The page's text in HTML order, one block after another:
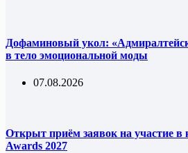
Дофаминовый укол:
в тело эмоциональной моды
07.08.2026
Открыт приём заявок на участие в
Awards 2027